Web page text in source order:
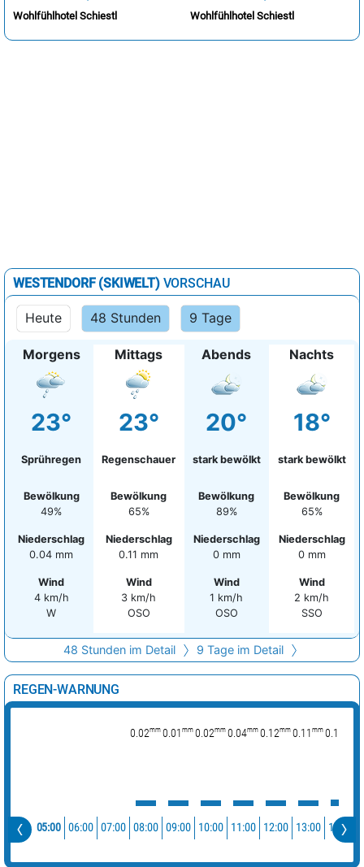
Wohlfühlhotel Schiestl Wohlfühlhotel Schiestl
WESTENDORF (SKIWELT)VORSCHAU
Heute 48 Stunden 9 Tage
Morgens
23°
Sprühregen
Bewölkung
49%
Niederschlag
0.04 mm
Wind
4 km/h
W
Mittags
23°
Regenschauer
Bewölkung
65%
Niederschlag
0.11 mm
Wind
3 km/h
OSO
Abends
20°
stark bewölkt
Bewölkung
89%
Niederschlag
0 mm
Wind
1 km/h
OSO
Nachts
18°
stark bewölkt
Bewölkung
65%
Niederschlag
0 mm
Wind
2 km/h
SSO
48 Stunden im Detail 9 Tage im Detail
REGEN-WARNUNG
0.02mm 0.01 mm 0.02mm 0.04mm 0.12mm 0.11 mm 0.18
05:00 06:00 07:00 08:00 09:00 10:00 11:00 12:00 13:00 14:00